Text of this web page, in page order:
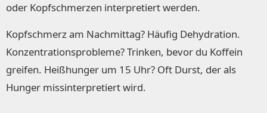
oder Kopfschmerzen interpretiert werden.
Kopfschmerz am Nachmittag? Häufig Dehydration.
Konzentrationsprobleme? Trinken, bevor du Koffein
greifen. Heißhunger um 15 Uhr? Oft Durst, der als
Hunger missinterpretiert wird.